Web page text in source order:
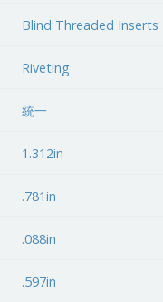
Blind Threaded Inserts
Riveting
統一
1.312in
.781in
.088in
.597in